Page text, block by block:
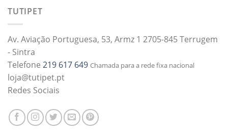
TUTIPET
Av. Aviação Portuguesa, 53, Armz 1 2705-845 Terrugem
- Sintra
Telefone 219 617 649 Chamada para a rede fixa nacional
loja@tutipet.pt
Redes Sociais